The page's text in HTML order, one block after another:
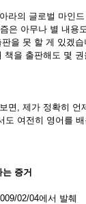
라의 글로벌 마인
은 아무나 별 내용
을 못 할 게 있겠습
을 출판해도 몇
면, 제가 정확히 언
도 여전히 영어를
증거
02/04에서 발췌